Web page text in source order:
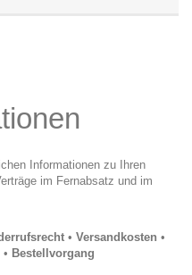
Informationen zu Ihren
im Fernabsatz und im
• Versandkosten •
• Bestellvorgang